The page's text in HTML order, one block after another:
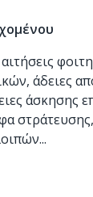
άδειες
άσκησης